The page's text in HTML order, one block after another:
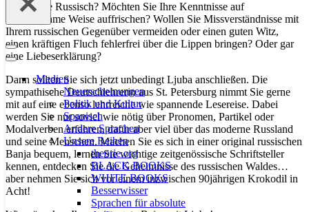
Navigationsmenü
Navigationsmenü
Medien
Neuerscheinungen
Politik und Kultur
Spanisch
Andere Sprachen
Unsere Reihen
theorie.org
BLACK BOOKS
WHITE BOOKS
Besserwisser
Sprachen für absolute
Lieben Sie Russisch? Möchten Sie Ihre Kenntnisse auf
unterhaltsame Weise auffrischen? Wollen Sie Missverständnisse mit
Ihrem russischen Gegenüber vermeiden oder einen guten Witz,
einen kräftigen Fluch fehlerfrei über die Lippen bringen? Oder gar
eine Liebeserklärung?
Dann sollten Sie sich jetzt unbedingt Ljuba anschließen. Die
sympathische Deutschlehrerin aus St. Petersburg nimmt Sie gerne
mit auf eine ebenso lehrreiche wie spannende Lesereise. Dabei
werden Sie nur soviel wie nötig über Pronomen, Partikel oder
Modalverben erfahren, dafür aber viel über das moderne Russland
und seine Menschen. Machen Sie es sich in einer original russischen
Banja bequem, lernen Sie wichtige zeitgenössische Schriftsteller
kennen, entdecken Sie die Geheimnisse des russischen Waldes…
aber nehmen Sie sich vor einem inzwischen 90jährigen Krokodil in
Acht!